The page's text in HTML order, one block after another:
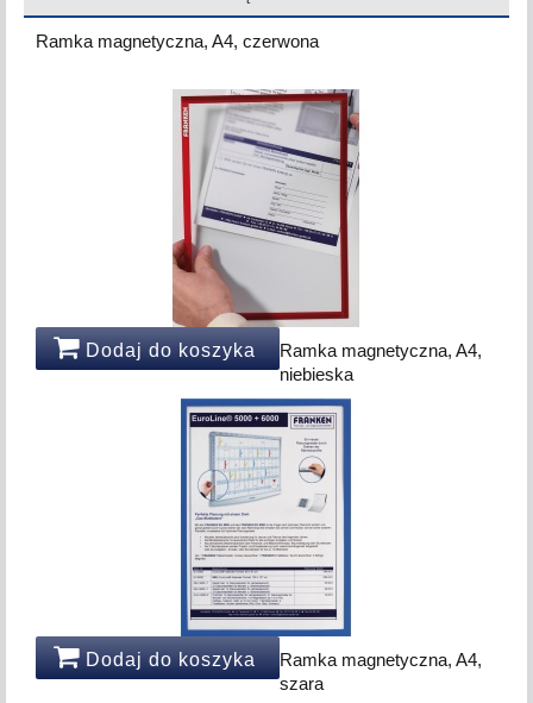
Ramka magnetyczna, A4, czerwona
Dodaj do koszyka
Ramka magnetyczna, A4,
niebieska
Dodaj do koszyka
Ramka magnetyczna, A4,
szara